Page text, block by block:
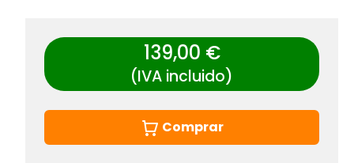
139,00 €
(IVA incluido)
Comprar